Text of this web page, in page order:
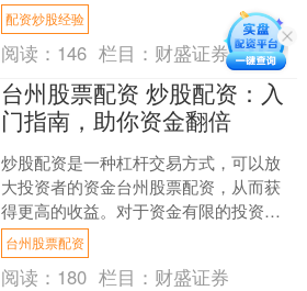
得更高的收益。以下是一步步的配资炒
股操作指南： * **合....
配资炒股经验
阅读： 146 栏目： 财盛证券
台州股票配资 炒股配资：入
门指南，助你资金翻倍
炒股配资是一种杠杆交易方式，可以放
大投资者的资金台州股票配资，从而获
得更高的收益。对于资金有限的投资者
来说，配资是一个不错的选择。 * **安全
可靠：**平台经....
台州股票配资
阅读： 180 栏目： 财盛证券